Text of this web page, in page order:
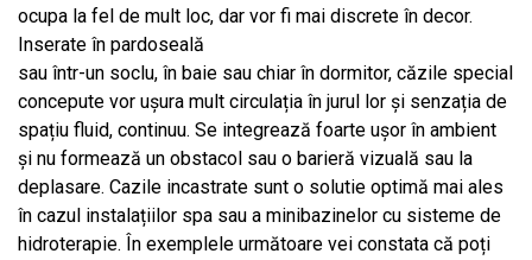
ocupa la fel de mult loc, dar vor fi mai discrete în decor.
Inserate în pardoseală
sau într-un soclu, în baie sau chiar în dormitor, căzile special
concepute vor ușura mult circulația în jurul lor și senzația de
spațiu fluid, continuu. Se integrează foarte ușor în ambient
și nu formează un obstacol sau o barieră vizuală sau la
deplasare. Cazile incastrate sunt o solutie optimă mai ales
în cazul instalațiilor spa sau a minibazinelor cu sisteme de
hidroterapie. În exemplele următoare vei constata că poți